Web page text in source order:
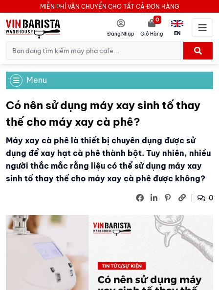
MIỄN PHÍ VẬN CHUYỂN CHO TẤT CẢ ĐƠN HÀNG
Đăng Nhập Giỏ Hàng
0
EN
Menu
Có nên sử dụng máy xay sinh tố thay
thế cho máy xay cà phê?
Máy xay cà phê là thiết bị chuyên dụng được sử
dụng để xay hạt cà phê thành bột. Tuy nhiên, nhiều
người thắc mắc rằng liệu có thể sử dụng máy xay
sinh tố thay thế cho máy xay cà phê được không?
0